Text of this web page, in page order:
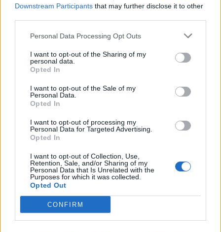
Downstream Participants that may further disclose it to other
Personal Data Processing Opt Outs
I want to opt-out of the Sharing of my
personal data.
Opted In
I want to opt-out of the Sale of my
Personal Data.
Opted In
I want to opt-out of processing my
Personal Data for Targeted Advertising.
Opted In
I want to opt-out of Collection, Use,
Retention, Sale, and/or Sharing of my
Personal Data that Is Unrelated with the
Purposes for which it was collected.
Opted Out
CONFIRM
EDIZIONI E.T.S.
1-2 milioni Pisa
MEDIA SRL 5-10 milioni Carmignano
ELI - S.R.L.'
OVVERO 'ELI
EUROPEAN
LANGUAGE
UNIVERSITA'
DEGLI STUDI DI
MACERATA
non pervenuto Macerata
ASSOCIAZIONE
FEMMINILE
OPERA DI MARIA
non pervenuto